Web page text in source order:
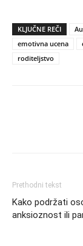
KLJUČNE REČI
emotivna ucena
roditeljstvo
Prethodni tekst
Kako podržati
anksioznost ili